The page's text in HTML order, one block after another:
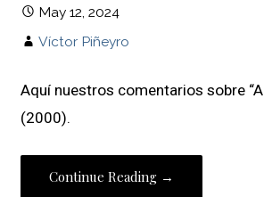
May 12, 2024
Víctor Piñeyro
Aquí nuestros comentarios sobre
(2000).
Continue Reading →